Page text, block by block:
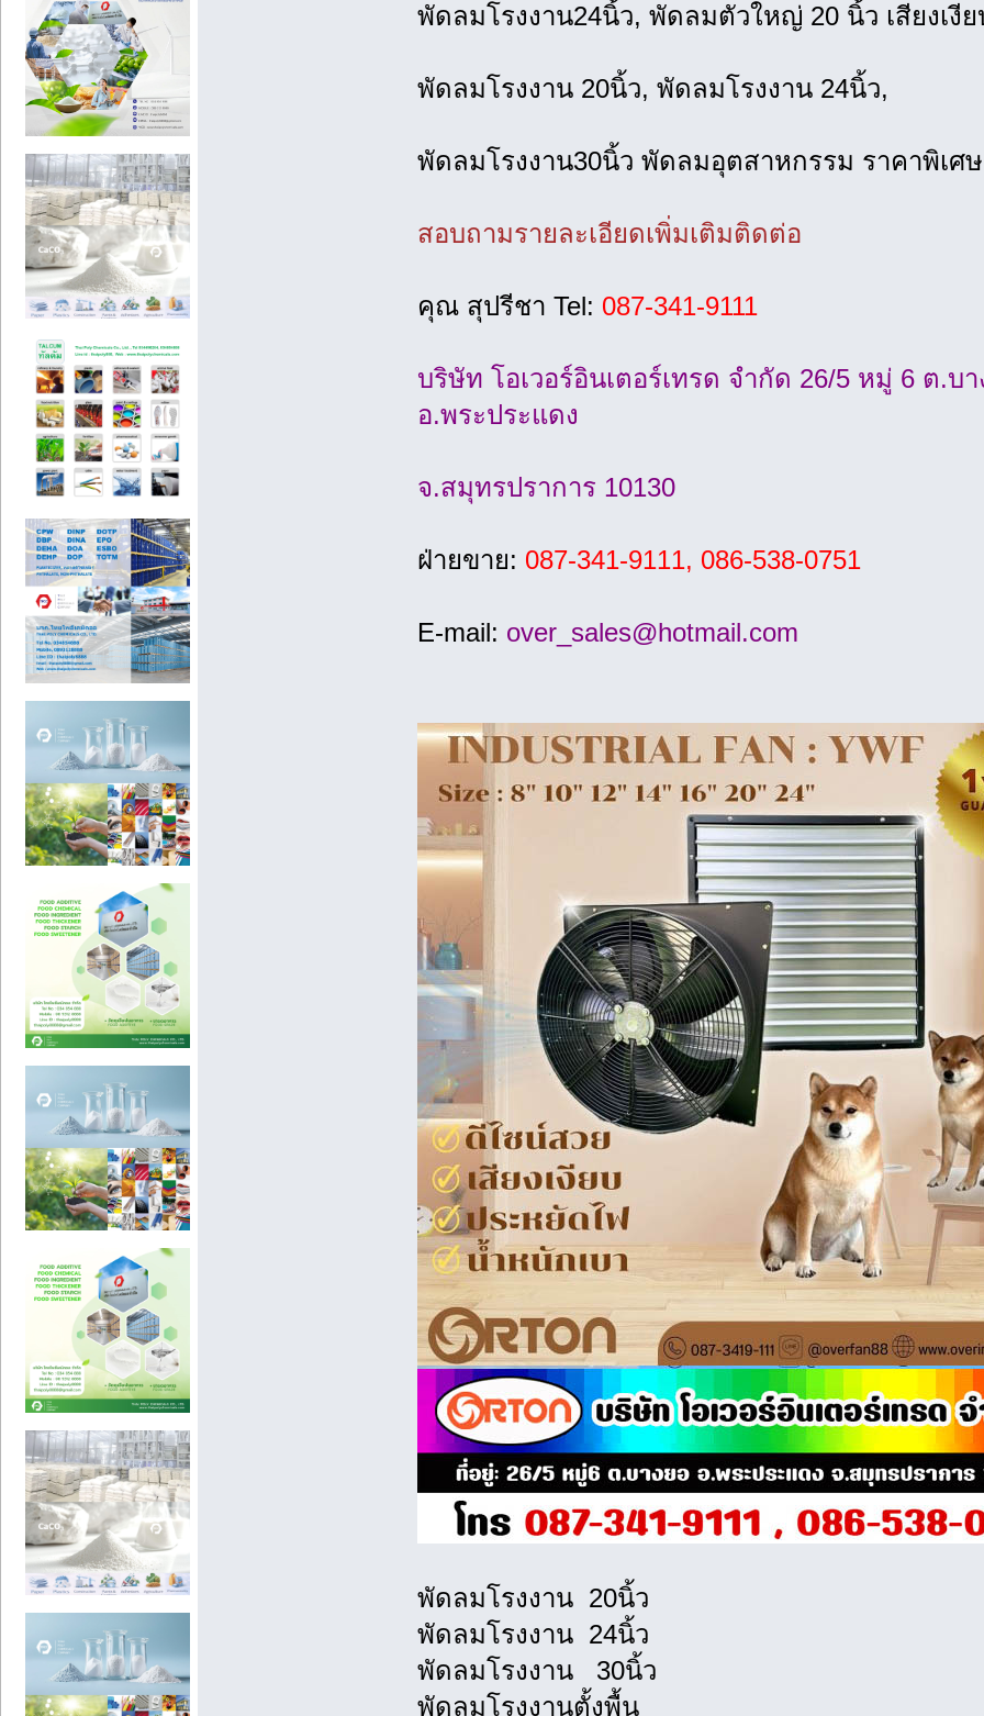
พัดลมโรงงาน24นิ้ว, พัดลมตัวใหญ่ 20 นิ้ว เสียงเงีย
พัดลมโรงงาน 20นิ้ว, พัดลมโรงงาน 24นิ้ว,
พัดลมโรงงาน30นิ้ว พัดลมอุตสาหกรรม ราคาพิเศษ
สอบถามรายละเอียดเพิ่มเติมติดต่อ
คุณ สุปรีชา Tel: 087-341-9111
บริษัท โอเวอร์อินเตอร์เทรด จำกัด 26/5 หมู่ 6 ต.บา
อ.พระประแดง
จ.สมุทรปราการ 10130
ฝ่ายขาย: 087-341-9111, 086-538-0751
E-mail: over_sales@hotmail.com
พัดลมโรงงาน 20นิ้ว
พัดลมโรงงาน 24นิ้ว
พัดลมโรงงาน 30นิ้ว
พัดลมโรงงานตั้งพื้น